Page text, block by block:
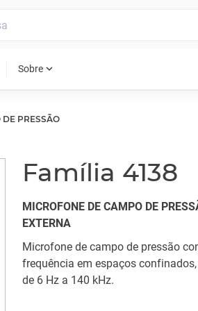
Sobre expand_more
PRESSÃO
Família 4138
MICROFONE DE CAMPO DE
EXTERNA
Microfone de campo de pressão
frequência em espaços
de 6 Hz a 140 kHz.